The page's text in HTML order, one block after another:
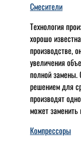
Смесители
Технология
хорошо
производстве,
увеличения
полной замены.
решением для
производят
может заменить
Компрессоры